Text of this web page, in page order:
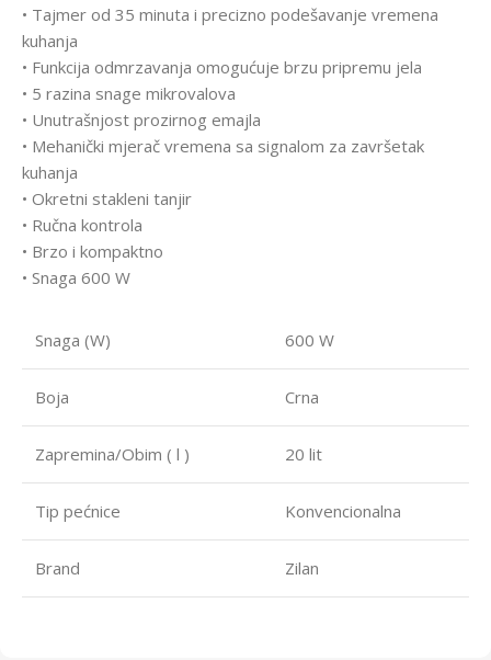
• Tajmer od 35 minuta i precizno podešavanje vremena
kuhanja
• Funkcija odmrzavanja omogućuje brzu pripremu jela
• 5 razina snage mikrovalova
• Unutrašnjost prozirnog emajla
• Mehanički mjerač vremena sa signalom za završetak
kuhanja
• Okretni stakleni tanjir
• Ručna kontrola
• Brzo i kompaktno
• Snaga 600 W
Snaga (W) 600 W
Boja Crna
Zapremina/Obim ( l ) 20 lit
Tip pećnice Konvencionalna
Brand Zilan